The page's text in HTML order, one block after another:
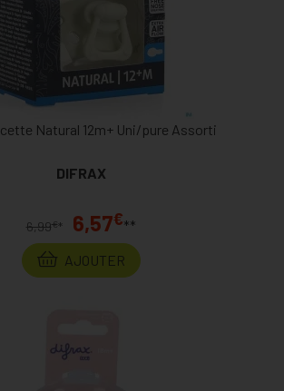
Natural 12m+ Uni/pure Assorti
DIFRAX
6,99€ * 6,57€**
AJOUTER